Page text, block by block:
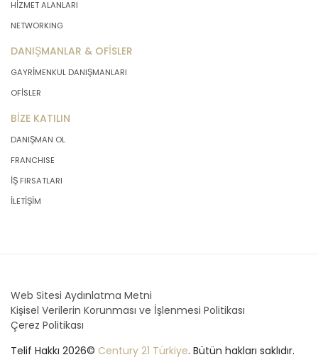
HİZMET ALANLARI
NETWORKING
DANIŞMANLAR & OFİSLER
GAYRİMENKUL DANIŞMANLARI
OFİSLER
BİZE KATILIN
DANIŞMAN OL
FRANCHISE
İŞ FIRSATLARI
İLETİŞİM
Web Sitesi Aydınlatma Metni
Kişisel Verilerin Korunması ve İşlenmesi Politikası
Çerez Politikası
Telif Hakkı 2026© Century 21 Türkiye. Bütün hakları saklıdır.